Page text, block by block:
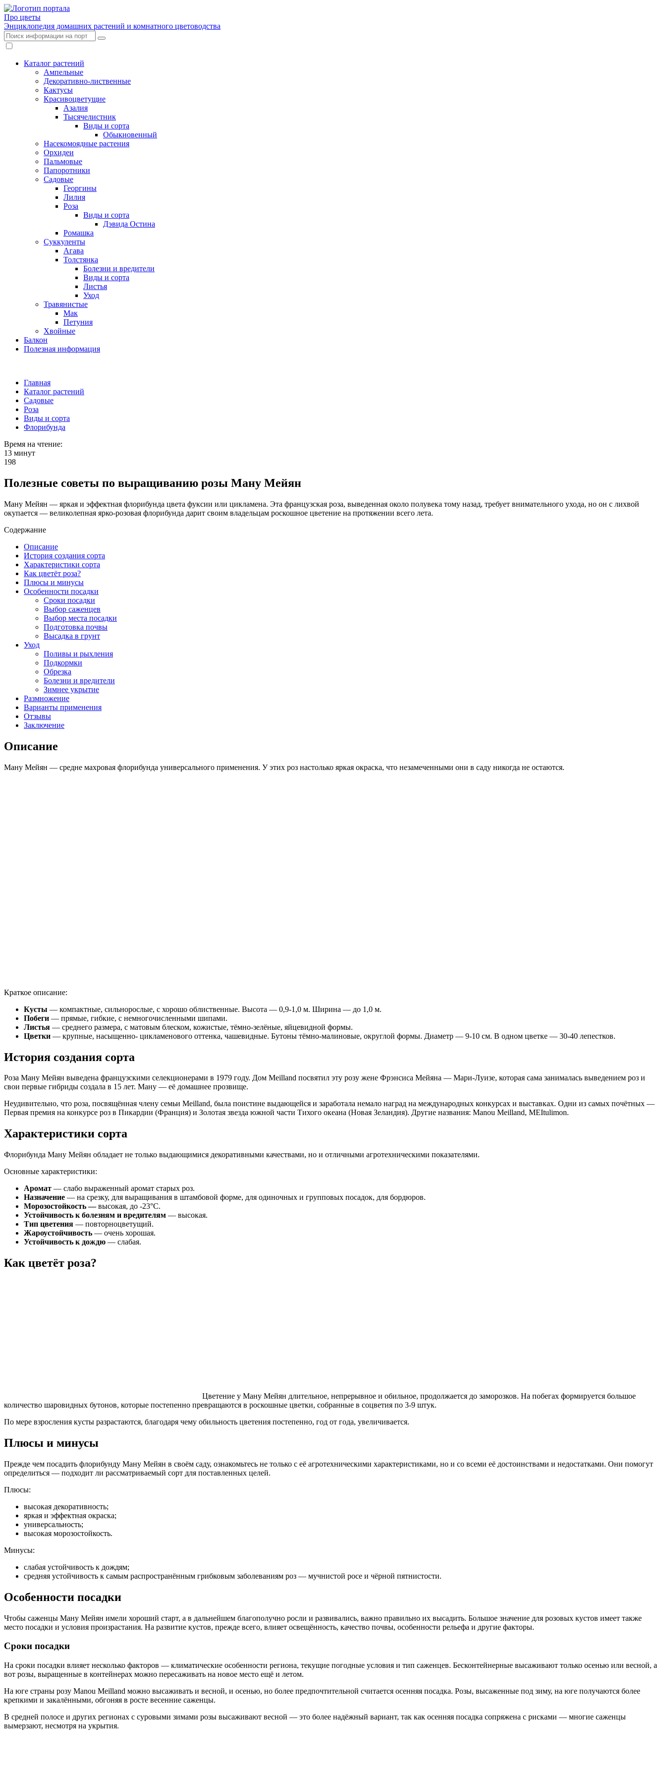
Про цветы
Энциклопедия домашних растений и комнатного цветоводства
Каталог растений
Ампельные
Декоративно-лиственные
Кактусы
Красивоцветущие
Азалия
Тысячелистник
Виды и сорта
Обыкновенный
Насекомоядные растения
Орхидеи
Пальмовые
Папоротники
Садовые
Георгины
Лилия
Роза
Виды и сорта
Дэвида Остина
Ромашка
Суккуленты
Агава
Толстянка
Болезни и вредители
Виды и сорта
Листья
Уход
Травянистые
Мак
Петуния
Хвойные
Балкон
Полезная информация
Главная
Каталог растений
Садовые
Роза
Виды и сорта
Флорибунда
Время на чтение:
13 минут
198
Полезные советы по выращиванию розы Ману Мейян
Ману Мейян — яркая и эффектная флорибунда цвета фуксии или цикламена. Эта французская роза, выведенная около полувека тому назад, требует внимательного ухода, но он с лихвой
окупается — великолепная ярко-розовая флорибунда дарит своим владельцам роскошное цветение на протяжении всего лета.
Содержание
Описание
История создания сорта
Характеристики сорта
Как цветёт роза?
Плюсы и минусы
Особенности посадки
Сроки посадки
Выбор саженцев
Выбор места посадки
Подготовка почвы
Высадка в грунт
Уход
Поливы и рыхления
Подкормки
Обрезка
Болезни и вредители
Зимнее укрытие
Размножение
Варианты применения
Отзывы
Заключение
Описание
Ману Мейян — средне махровая флорибунда универсального применения. У этих роз настолько яркая окраска, что незамеченными они в саду никогда не остаются.
Краткое описание:
Кусты — компактные, сильнорослые, с хорошо облиственные. Высота — 0,9-1,0 м. Ширина — до 1,0 м.
Побеги — прямые, гибкие, с немногочисленными шипами.
Листья — среднего размера, с матовым блеском, кожистые, тёмно-зелёные, яйцевидной формы.
Цветки — крупные, насыщенно- цикламенового оттенка, чашевидные. Бутоны тёмно-малиновые, округлой формы. Диаметр — 9-10 см. В одном цветке — 30-40 лепестков.
История создания сорта
Роза Ману Мейян выведена французскими селекционерами в 1979 году. Дом Meilland посвятил эту розу жене Фрэнсиса Мейяна — Мари-Луизе, которая сама занималась выведением роз и
свои первые гибриды создала в 15 лет. Ману — её домашнее прозвище.
Неудивительно, что роза, посвящённая члену семьи Meilland, была поистине выдающейся и заработала немало наград на международных конкурсах и выставках. Одни из самых почётных —
Первая премия на конкурсе роз в Пикардии (Франция) и Золотая звезда южной части Тихого океана (Новая Зеландия). Другие названия: Manou Meilland, MEItulimon.
Характеристики сорта
Флорибунда Ману Мейян обладает не только выдающимися декоративными качествами, но и отличными агротехническими показателями.
Основные характеристики:
Аромат — слабо выраженный аромат старых роз.
Назначение — на срезку, для выращивания в штамбовой форме, для одиночных и групповых посадок, для бордюров.
Морозостойкость —высокая, до -23°С.
Устойчивость к болезням и вредителям — высокая.
Тип цветения — повторноцветущий.
Жароустойчивость — очень хорошая.
Устойчивость к дождю — слабая.
Как цветёт роза?
Цветение у Ману Мейян длительное, непрерывное и обильное, продолжается до заморозков. На побегах формируется большое
количество шаровидных бутонов, которые постепенно превращаются в роскошные цветки, собранные в соцветия по 3-9 штук.
По мере взросления кусты разрастаются, благодаря чему обильность цветения постепенно, год от года, увеличивается.
Плюсы и минусы
Прежде чем посадить флорибунду Ману Мейян в своём саду, ознакомьтесь не только с её агротехническими характеристиками, но и со всеми её достоинствами и недостатками. Они помогут
определиться — подходит ли рассматриваемый сорт для поставленных целей.
Плюсы:
высокая декоративность;
яркая и эффектная окраска;
универсальность;
высокая морозостойкость.
Минусы:
слабая устойчивость к дождям;
средняя устойчивость к самым распространённым грибковым заболеваниям роз — мучнистой росе и чёрной пятнистости.
Особенности посадки
Чтобы саженцы Ману Мейян имели хороший старт, а в дальнейшем благополучно росли и развивались, важно правильно их высадить. Большое значение для розовых кустов имеет также
место посадки и условия произрастания. На развитие кустов, прежде всего, влияет освещённость, качество почвы, особенности рельефа и другие факторы.
Сроки посадки
На сроки посадки влияет несколько факторов — климатические особенности региона, текущие погодные условия и тип саженцев. Бесконтейнерные высаживают только осенью или весной, а
вот розы, выращенные в контейнерах можно пересаживать на новое место ещё и летом.
На юге страны розу Manou Meilland можно высаживать и весной, и осенью, но более предпочтительной считается осенняя посадка. Розы, высаженные под зиму, на юге получаются более
крепкими и закалёнными, обгоняя в росте весенние саженцы.
В средней полосе и других регионах с суровыми зимами розы высаживают весной — это более надёжный вариант, так как осенняя посадка сопряжена с рисками — многие саженцы
вымерзают, несмотря на укрытия.